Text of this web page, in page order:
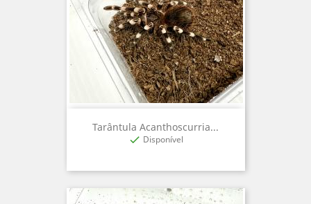
Tarântula Acanthoscurria...
 Disponível